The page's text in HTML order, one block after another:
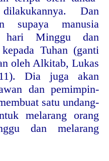
Dan
supaya manusia
hari Minggu dan
Tuhan (ganti
oleh Alkitab, Lukas
Dia juga akan
dan pemimpin-
satu undang-
melarang orang
dan melarang